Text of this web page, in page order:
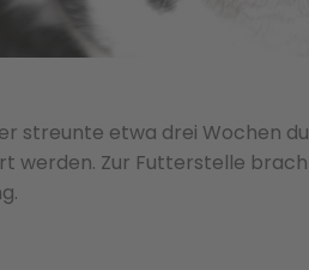
streunte etwa drei Wochen
werden. Zur Futterstelle